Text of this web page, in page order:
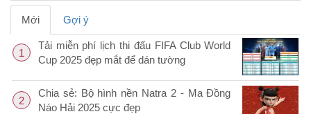
Mới Gợi ý
1
Tải miễn phí lịch thi đấu FIFA Club World
Cup 2025 đẹp mắt để dán tường
2
Chia sẻ: Bộ hình nền Natra 2 - Ma Đồng
Náo Hải 2025 cực đẹp